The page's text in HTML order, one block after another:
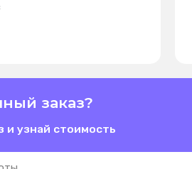
заказ?
узнай стоимость